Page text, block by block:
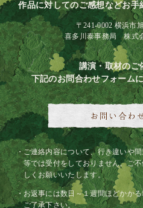
作品に対してのご感想などお
〒241-0002 横浜市
喜多川泰事務局 株式
講演・取材のご
下記のお問合わせフォーム
ご連絡内容について、行き違いや
等では受付をしておりません。ご
しくお願いいたします。
お返事には数日～１週間ほどかか
ご了承下さい。